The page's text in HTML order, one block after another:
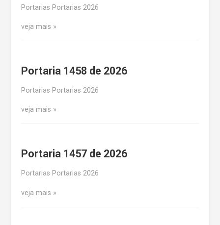
Portarias Portarias 2026
veja mais
Portaria 1458 de 2026
Portarias Portarias 2026
veja mais
Portaria 1457 de 2026
Portarias Portarias 2026
veja mais